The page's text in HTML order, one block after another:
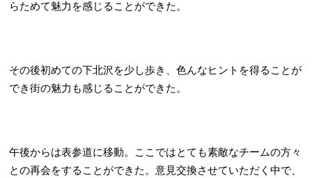
らためて魅力を感じることができた。
その後初めての下北沢を少し歩き、色んなヒントを得ることが
でき街の魅力も感じることができた。
午後からは表参道に移動。ここではとても素敵なチームの方々
との再会をすることができた。意見交換させていただく中で、